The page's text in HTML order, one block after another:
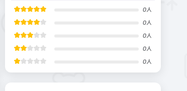
0人
0人
0人
0人
0人